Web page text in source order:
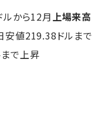
から12月上場来高
安値219.38ドルまで
で上昇